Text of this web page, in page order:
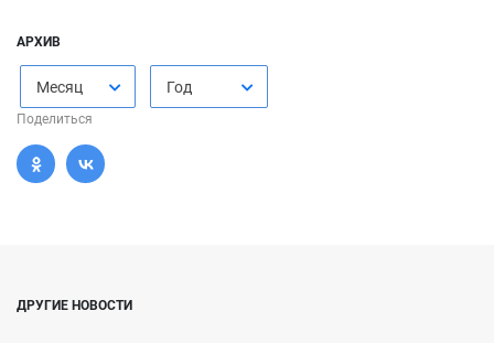
АРХИВ
Месяц Год
Поделиться
ДРУГИЕ НОВОСТИ